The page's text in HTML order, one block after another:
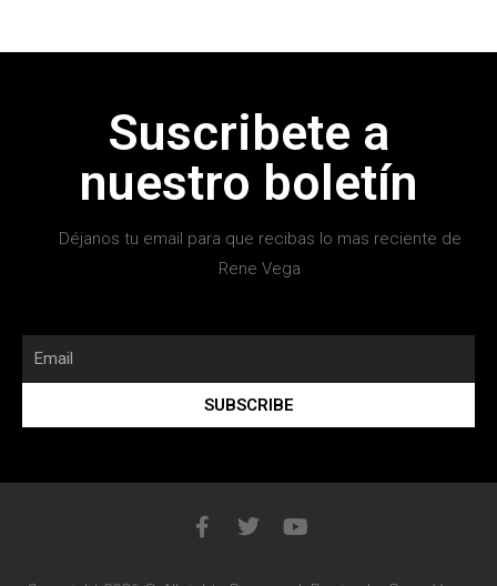
Suscribete a
nuestro boletín
Déjanos tu email para que recibas lo mas reciente de
Rene Vega
SUBSCRIBE